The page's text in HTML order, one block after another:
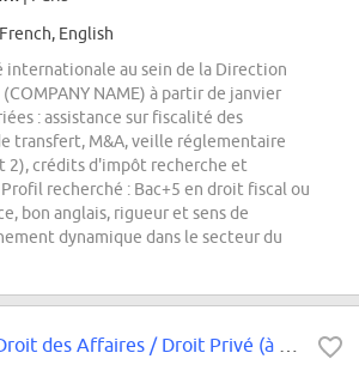
English
internationale au sein de la Direction
NAME) à partir de janvier
: assistance sur fiscalité des
transfert, M&A, veille réglementaire
2), crédits d'impôt recherche et
recherché : Bac+5 en droit fiscal ou
bon anglais, rigueur et sens de
dynamique dans le secteur du